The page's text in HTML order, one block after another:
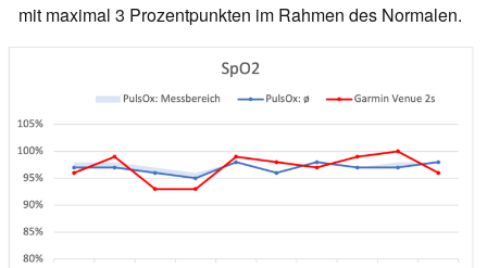
mit maximal 3 Prozentpunkten im Rahmen des Normalen.